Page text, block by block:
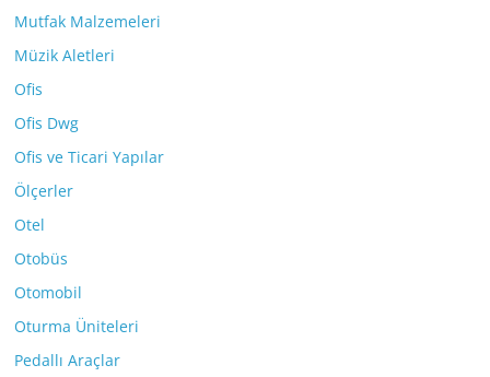
Mutfak Malzemeleri
Müzik Aletleri
Ofis
Ofis Dwg
Ofis ve Ticari Yapılar
Ölçerler
Otel
Otobüs
Otomobil
Oturma Üniteleri
Pedallı Araçlar